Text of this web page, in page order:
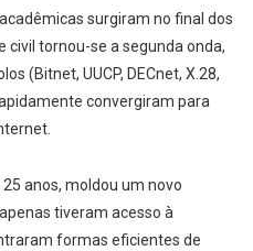
surgiram no final dos
civil tornou-se a segunda onda,
(Bitnet, UUCP, DECnet, X.28,
convergiram para
anos, moldou um novo
tiveram acesso à
formas eficientes de